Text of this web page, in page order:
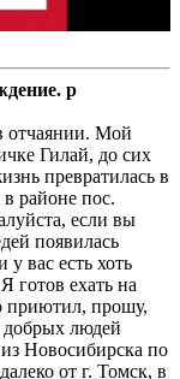
р
отчаянии. Мой
Гилай, до сих
превратилась в
районе пос.
если вы
появилась
у вас есть хоть
готов ехать на
приютил, прошу,
добрых людей
Новосибирска по
от г. Томск, в